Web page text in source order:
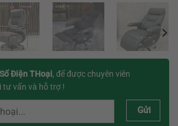
Số Điện THoại, để được chuyên viên
tư vấn và hỗ trợ !
Gửi